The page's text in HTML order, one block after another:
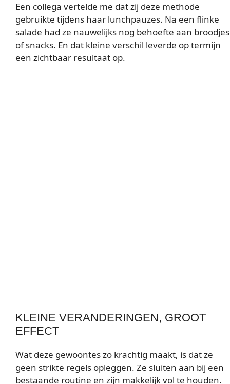
Een collega vertelde me dat zij deze methode
gebruikte tijdens haar lunchpauzes. Na een flinke
salade had ze nauwelijks nog behoefte aan broodjes
of snacks. En dat kleine verschil leverde op termijn
een zichtbaar resultaat op.
KLEINE VERANDERINGEN, GROOT
EFFECT
Wat deze gewoontes zo krachtig maakt, is dat ze
geen strikte regels opleggen. Ze sluiten aan bij een
bestaande routine en zijn makkelijk vol te houden.